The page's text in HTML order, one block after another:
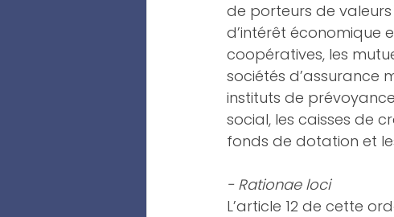
de porteurs de
d’intérêt économique
coopératives, les
sociétés d’assurance
instituts de
social, les caisses de
fonds de dotation et
- Rationae loci
L’article 12 de cette